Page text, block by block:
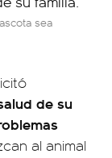
sea
de su
al animal